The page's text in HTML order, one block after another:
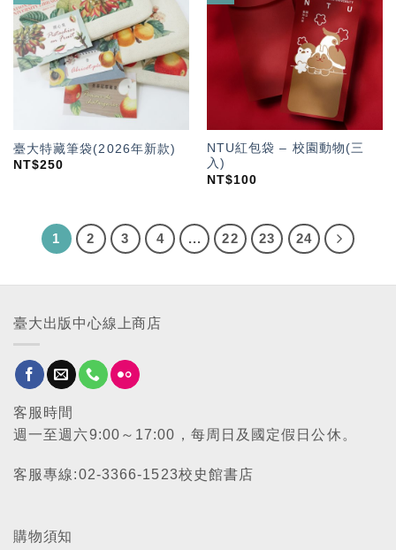
「願
望輕
單」
臺大特藏筆袋(2026年新款)
NT$250
「願
望輕
單」
NTU紅包袋 – 校園動物(三
入)
NT$100
1 2 3 4 ... 22 23 24
臺大出版中心線上商店
客服時間
週一至週六9:00～17:00，每周日及國定假日公休。
客服專線:02-3366-1523校史館書店
購物須知